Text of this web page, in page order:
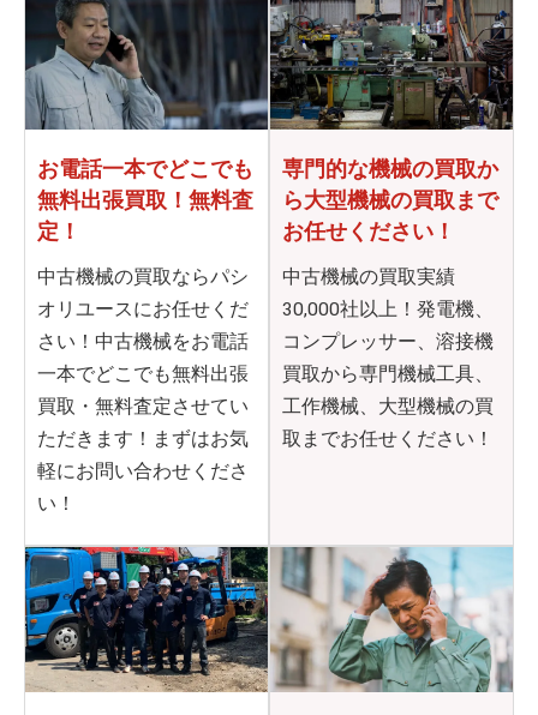
お電話一本でどこでも
無料出張買取！無料査
定！
中古機械の買取ならパシ
オリユースにお任せくだ
さい！中古機械をお電話
一本でどこでも無料出張
買取・無料査定させてい
ただきます！まずはお気
軽にお問い合わせくださ
い！
専門的な機械の買取か
ら大型機械の買取まで
お任せください！
中古機械の買取実績
30,000社以上！発電機、
コンプレッサー、溶接機
買取から専門機械工具、
工作機械、大型機械の買
取までお任せください！